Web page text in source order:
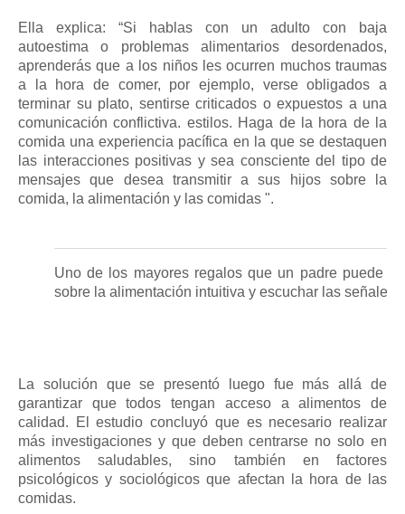
Ella explica: “Si hablas con un adulto con baja
autoestima o problemas alimentarios desordenados,
aprenderás que a los niños les ocurren muchos traumas
a la hora de comer, por ejemplo, verse obligados a
terminar su plato, sentirse criticados o expuestos a una
comunicación conflictiva. estilos. Haga de la hora de la
comida una experiencia pacífica en la que se destaquen
las interacciones positivas y sea consciente del tipo de
mensajes que desea transmitir a sus hijos sobre la
comida, la alimentación y las comidas ".
Uno de los mayores regalos que un padre puede
sobre la alimentación intuitiva y escuchar las señales
La solución que se presentó luego fue más allá de
garantizar que todos tengan acceso a alimentos de
calidad.
El estudio concluyó que es necesario realizar
más investigaciones y que deben centrarse no solo en
alimentos saludables, sino también en factores
psicológicos y sociológicos que afectan la hora de las
comidas.